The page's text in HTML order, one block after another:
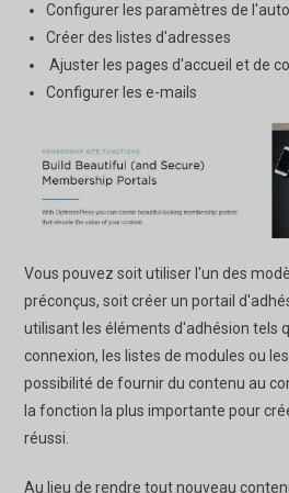
Configurer les paramètres de
Créer des listes d'adresses
Ajuster les pages d'accueil et de
Configurer les e-mails
Vous pouvez soit utiliser l'un des
préconçus, soit créer un portail
utilisant les éléments d'adhésion tels
connexion, les listes de modules ou
possibilité de fournir du contenu au
la fonction la plus importante pour
réussi.
Au lieu de rendre tout nouveau